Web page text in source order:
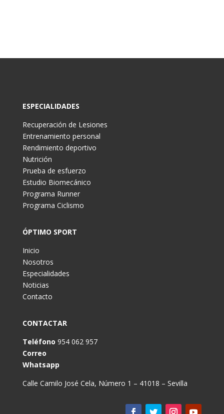
ESPECIALIDADES
Recuperación de Lesiones
Entrenamiento personal
Rendimiento deportivo
Nutrición
Prueba de esfuerzo
Estudio Biomecánico
Programa Runner
Programa Ciclismo
ÓPTIMO SPORT
Inicio
Nosotros
Especialidades
Noticias
Contacto
CONTACTAR
Teléfono 954 062 957
Correo
Whatsapp
Calle Camilo José Cela, Número 1 – 41018 – Sevilla